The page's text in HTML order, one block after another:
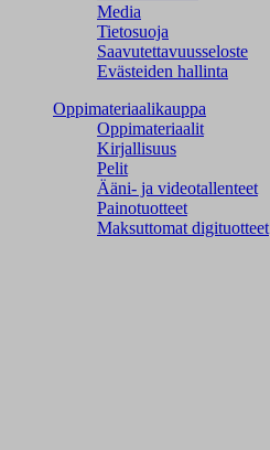
Media
Tietosuoja
Saavutettavuusseloste
Evästeiden hallinta
Oppimateriaalikauppa
Oppimateriaalit
Kirjallisuus
Pelit
Ääni- ja videotallenteet
Painotuotteet
Maksuttomat digituotteet